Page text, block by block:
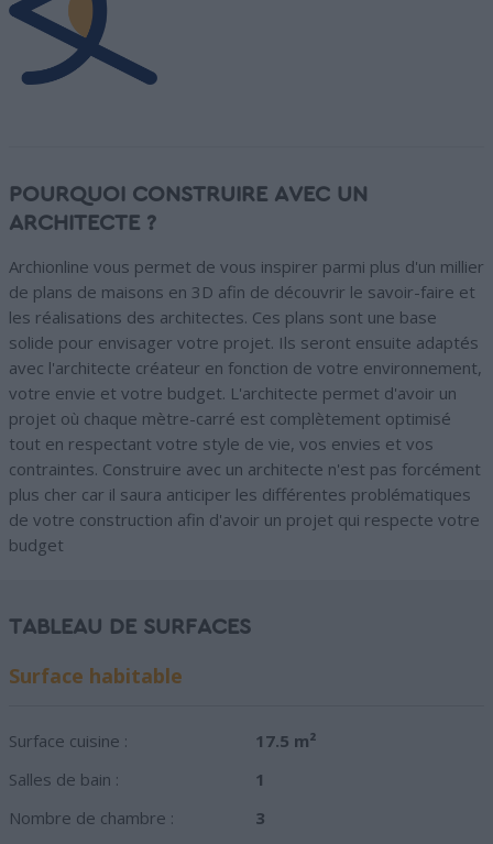
POURQUOI CONSTRUIRE AVEC UN
ARCHITECTE ?
Archionline vous permet de vous inspirer parmi plus d'un millier
de plans de maisons en 3D afin de découvrir le savoir-faire et
les réalisations des architectes. Ces plans sont une base
solide pour envisager votre projet. Ils seront ensuite adaptés
avec l'architecte créateur en fonction de votre environnement,
votre envie et votre budget. L'architecte permet d'avoir un
projet où chaque mètre-carré est complètement optimisé
tout en respectant votre style de vie, vos envies et vos
contraintes. Construire avec un architecte n'est pas forcément
plus cher car il saura anticiper les différentes problématiques
de votre construction afin d'avoir un projet qui respecte votre
budget
TABLEAU DE SURFACES
Surface habitable
Surface cuisine :
17.5 m²
Salles de bain :
1
Nombre de chambre :
3